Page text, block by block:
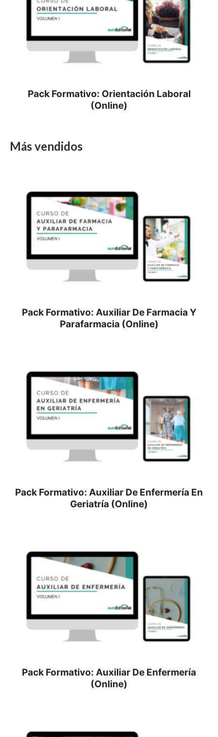
Pack Formativo: Orientación Laboral
(Online)
Más vendidos
Pack Formativo: Auxiliar De Farmacia Y
Parafarmacia (Online)
Pack Formativo: Auxiliar De Enfermería En
Geriatría (Online)
Pack Formativo: Auxiliar De Enfermería
(Online)